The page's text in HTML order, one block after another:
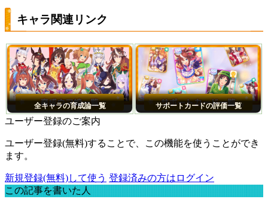
キャラ関連リンク
全キャラの育成論一覧 サポートカードの評価一覧
ユーザー登録のご案内
ユーザー登録(無料)することで、この機能を使うことができ
ます。
新規登録(無料)して使う 登録済みの方はログイン
この記事を書いた人